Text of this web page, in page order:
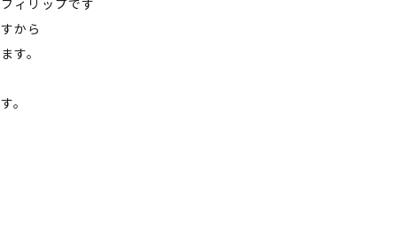
ィリップです
から
す。
。